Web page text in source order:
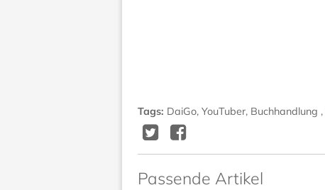
Tags: DaiGo, YouTuber, Buchhandlung ,
TwitterFacebook
Passende Artikel